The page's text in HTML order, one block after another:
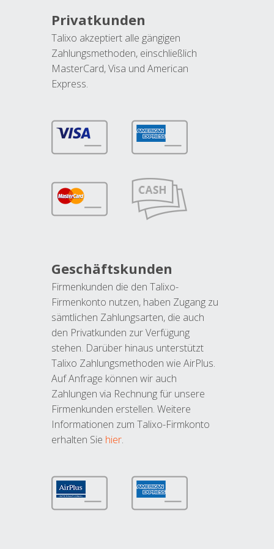
Privatkunden
Talixo akzeptiert alle gängigen
Zahlungsmethoden, einschließlich
MasterCard, Visa und American
Express.
Geschäftskunden
Firmenkunden die den Talixo-
Firmenkonto nutzen, haben Zugang zu
sämtlichen Zahlungsarten, die auch
den Privatkunden zur Verfügung
stehen. Darüber hinaus unterstützt
Talixo Zahlungsmethoden wie AirPlus.
Auf Anfrage können wir auch
Zahlungen via Rechnung für unsere
Firmenkunden erstellen. Weitere
Informationen zum Talixo-Firmkonto
erhalten Sie hier.